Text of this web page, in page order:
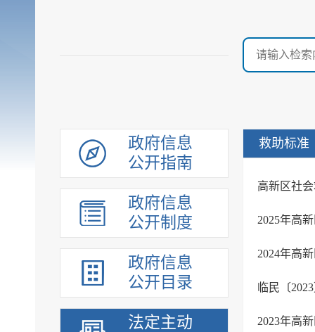
政府信息
公开指南
政府信息
公开制度
政府信息
公开目录
法定主动
救助标准
高新区社
2025年高
2024年高
临民〔
2023年高